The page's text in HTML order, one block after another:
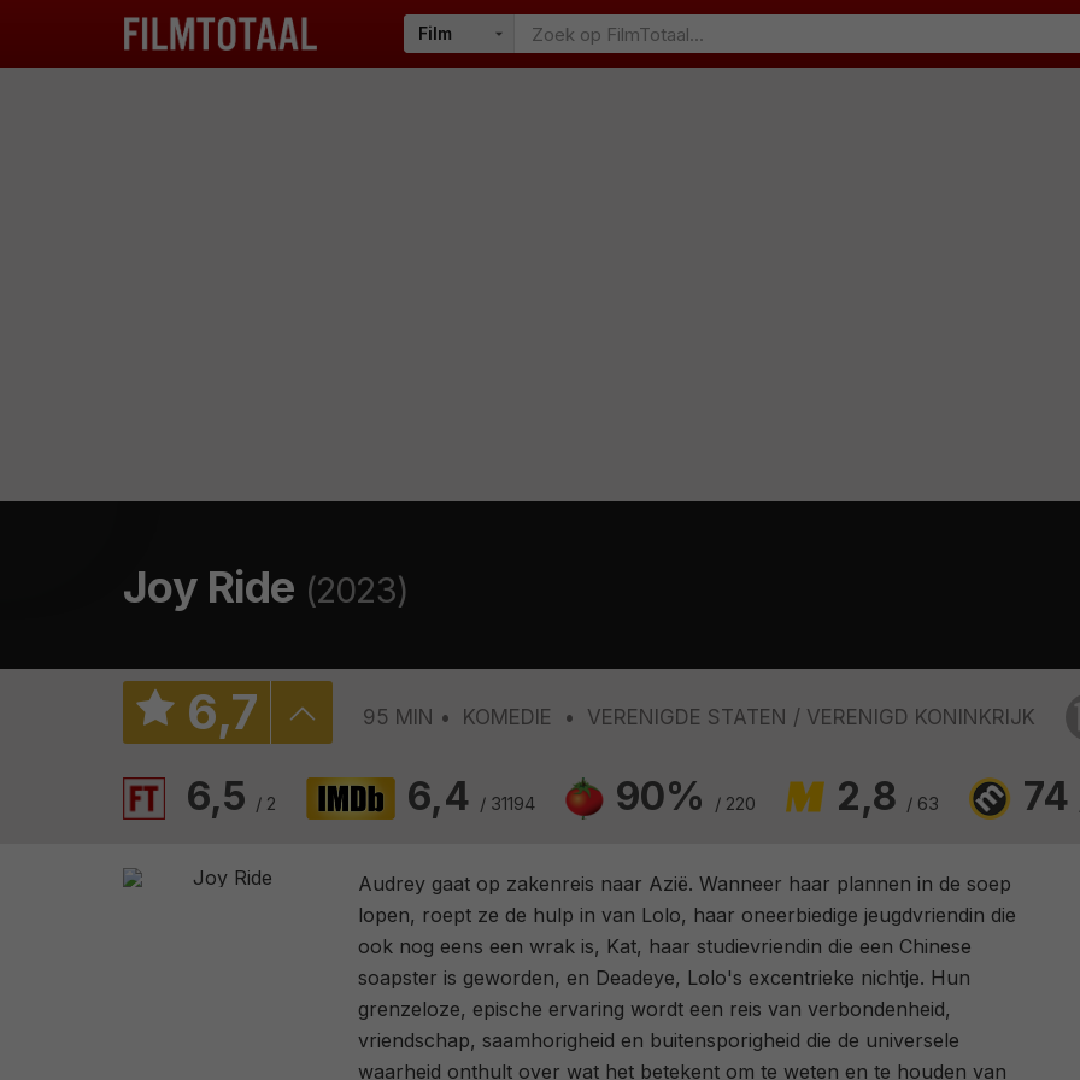
Joy Ride (2023)
6,7 95 MIN KOMEDIE VERENIGDE STATEN VERENIGD KONINKRIJK
6,5 / 2 6,4 / 31194 90% / 220 2,8 / 63 74
Audrey gaat op zakenreis naar Azië. Wanneer haar plannen in de soep
lopen, roept ze de hulp in van Lolo, haar oneerbiedige jeugdvriendin die
ook nog eens een wrak is, Kat, haar studievriendin die een Chinese
soapster is geworden, en Deadeye, Lolo's excentrieke nichtje. Hun
grenzeloze, epische ervaring wordt een reis van verbondenheid,
vriendschap, saamhorigheid en buitensporigheid die de universele
waarheid onthult over wat het betekent om te weten en te houden van